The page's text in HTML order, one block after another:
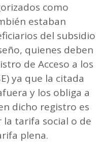
como
estaban
del subsidio
quienes deben
de Acceso a los
ya que la citada
y los obliga a
dicho registro es
tarifa social o de
plena.